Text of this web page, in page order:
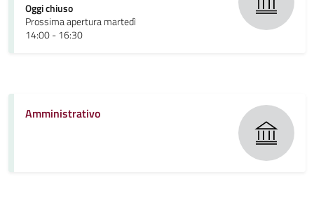
Oggi chiuso
Prossima apertura martedì
14:00 - 16:30
Amministrativo